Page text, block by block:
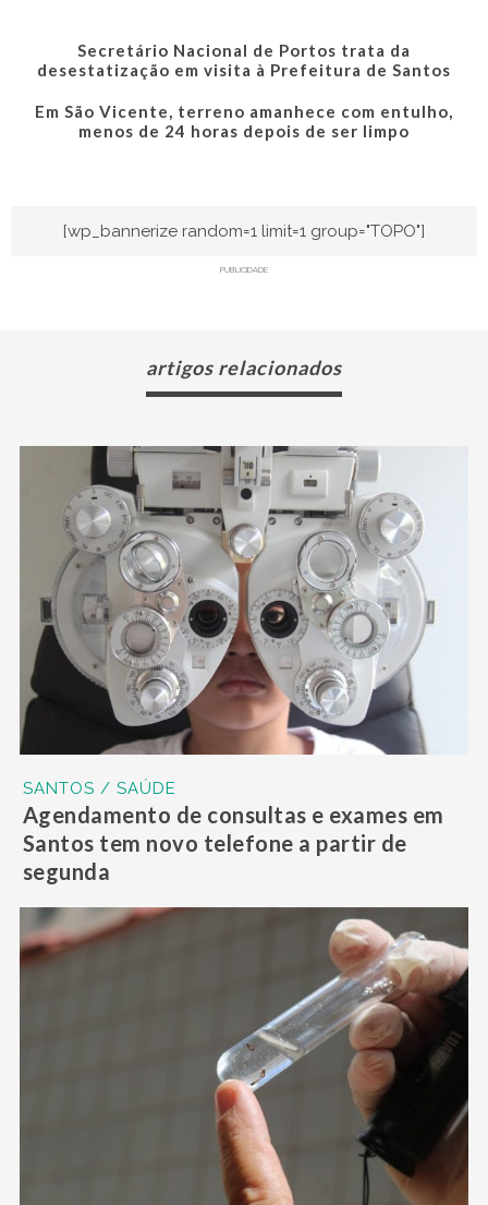
Secretário Nacional de Portos trata da
desestatização em visita à Prefeitura de Santos
Em São Vicente, terreno amanhece com entulho,
menos de 24 horas depois de ser limpo
[wp_bannerize random=1 limit=1 group="TOPO"]
PUBLICIDADE
artigos relacionados
SANTOS / SAÚDE
Agendamento de consultas e exames em
Santos tem novo telefone a partir de
segunda